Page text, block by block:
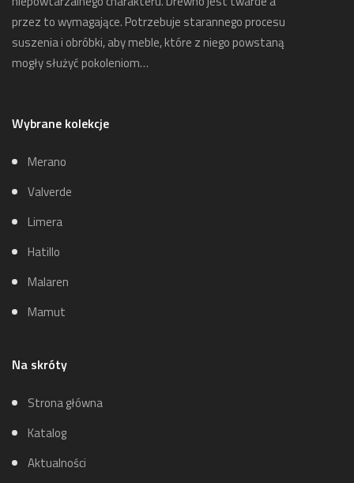
przez to wymagające. Potrzebuje starannego procesu
suszenia i obróbki, aby meble, które z niego powstaną
mogły służyć pokoleniom…
Wybrane kolekcje
Merano
Valverde
Limera
Hatillo
Malaren
Mamut
Na skróty
Strona główna
Katalog
Aktualności